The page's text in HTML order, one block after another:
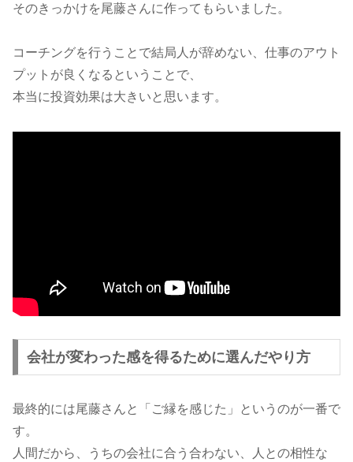
そのきっかけを尾藤さんに作ってもらいました。
コーチングを行うことで結局人が辞めない、仕事のアウト
プットが良くなるということで、
本当に投資効果は大きいと思います。
会社が変わった感を得るために選んだやり方
最終的には尾藤さんと「ご縁を感じた」というのが一番で
す。
人間だから、うちの会社に合う合わない、人との相性な